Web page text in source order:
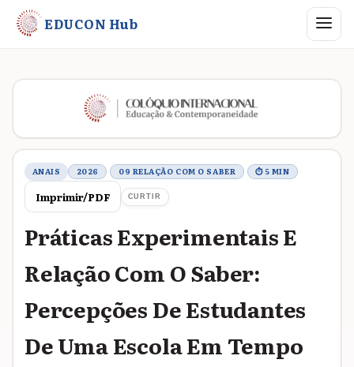
EDUCON Hub Abrir
Metadados do trabalho
ANAIS 2026 09 RELAÇÃO COM O SABER ⏱ 5 MIN
Imprimir/PDF CURTIR
Práticas Experimentais E
Relação Com O Saber:
Percepções De Estudantes
De Uma Escola Em Tempo